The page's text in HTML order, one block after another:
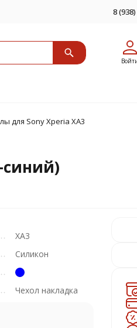
8
для Sony Xperia XA3
синий)
XA3
Силикон
Чехол накладка